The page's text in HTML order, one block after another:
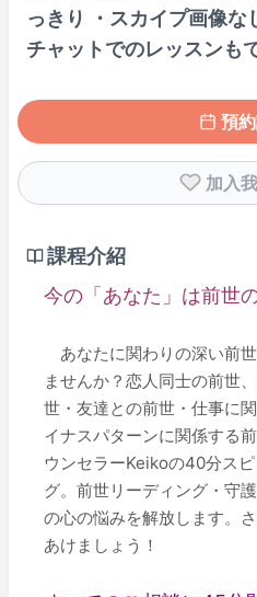
っきり ・スカイプ画像
チャットでのレッスンも
預
加入
課程介紹
今の「あなた」は前世
あなたに関わりの深い前
ませんか？恋人同士の前世
世・友達との前世・仕事に
イナスパターンに関係する
ウンセラーKeikoの40分ス
グ。前世リーディング・守
の心の悩みを解放します。
あけましょう！